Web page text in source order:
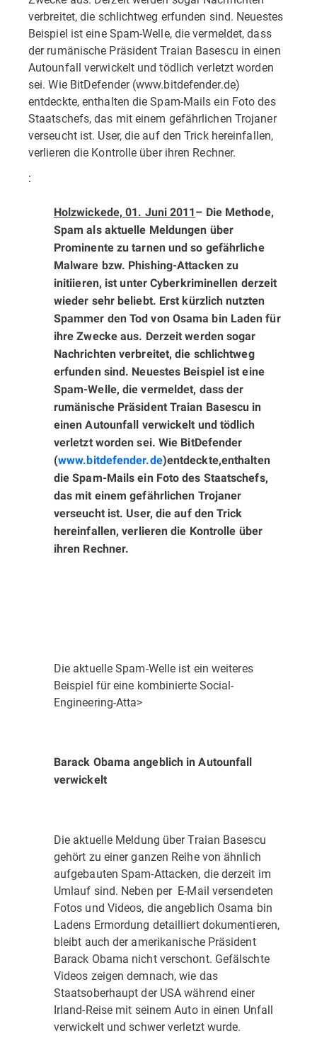
verbreitet, die schlichtweg erfunden sind. Neuestes
Beispiel ist eine Spam-Welle, die vermeldet, dass
der rumänische Präsident Traian Basescu in einen
Autounfall verwickelt und tödlich verletzt worden
sei. Wie BitDefender (www.bitdefender.de)
entdeckte, enthalten die Spam-Mails ein Foto des
Staatschefs, das mit einem gefährlichen Trojaner
verseucht ist. User, die auf den Trick hereinfallen,
verlieren die Kontrolle über ihren Rechner.
:
Holzwickede, 01. Juni 2011– Die Methode,
Spam als aktuelle Meldungen über
Prominente zu tarnen und so gefährliche
Malware bzw. Phishing-Attacken zu
initiieren, ist unter Cyberkriminellen derzeit
wieder sehr beliebt. Erst kürzlich nutzten
Spammer den Tod von Osama bin Laden für
ihre Zwecke aus. Derzeit werden sogar
Nachrichten verbreitet, die schlichtweg
erfunden sind. Neuestes Beispiel ist eine
Spam-Welle, die vermeldet, dass der
rumänische Präsident Traian Basescu in
einen Autounfall verwickelt und tödlich
verletzt worden sei. Wie BitDefender
(www.bitdefender.de)entdeckte,enthalten
die Spam-Mails ein Foto des Staatschefs,
das mit einem gefährlichen Trojaner
verseucht ist. User, die auf den Trick
hereinfallen, verlieren die Kontrolle über
ihren Rechner.
Die aktuelle Spam-Welle ist ein weiteres
Beispiel für eine kombinierte Social-
Engineering-Atta>
Barack Obama angeblich in Autounfall
verwickelt
Die aktuelle Meldung über Traian Basescu
gehört zu einer ganzen Reihe von ähnlich
aufgebauten Spam-Attacken, die derzeit im
Umlauf sind. Neben per E-Mail versendeten
Fotos und Videos, die angeblich Osama bin
Ladens Ermordung detailliert dokumentieren,
bleibt auch der amerikanische Präsident
Barack Obama nicht verschont. Gefälschte
Videos zeigen demnach, wie das
Staatsoberhaupt der USA während einer
Irland-Reise mit seinem Auto in einen Unfall
verwickelt und schwer verletzt wurde.